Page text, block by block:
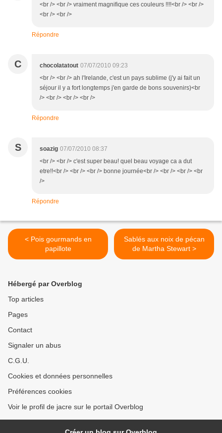
<br /> <br /> vraiment magnifique ces couleurs !!!!<br /> <br />
<br /> <br />
Répondre
C chocolatatout 07/07/2010 09:23
<br /> <br /> ah l'Irelande, c'est un pays sublime (j'y ai fait un
séjour il y a fort longtemps j'en garde de bons souvenirs)<br
/> <br /> <br /> <br />
Répondre
S soazig 07/07/2010 08:37
<br /> <br /> c'est super beau! quel beau voyage ca a dut
etre!!<br /> <br /> <br /> bonne journée<br /> <br /> <br /> <br
/>
Répondre
< Pois gourmands en
papillote
Sablés aux noix de pécan
de Martha Stewart >
Hébergé par Overblog
Top articles
Pages
Contact
Signaler un abus
C.G.U.
Cookies et données personnelles
Préférences cookies
Voir le profil de jacre sur le portail Overblog